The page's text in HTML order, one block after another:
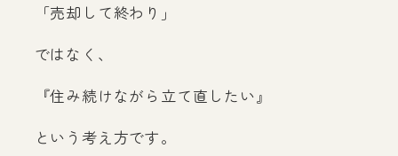
「売却して終わり」
ではなく、
『住み続けながら立て直したい』
という考え方です。